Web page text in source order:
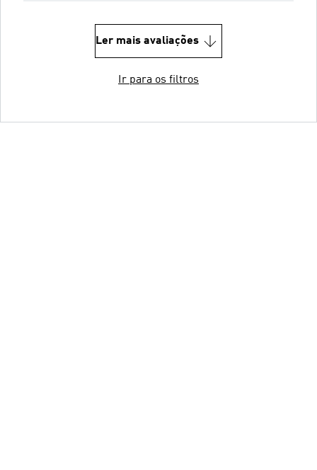
Ler mais avaliações
Ir para os filtros